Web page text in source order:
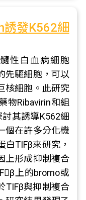
誘發K562細
性白血病細胞
先驅細胞，可以
核細胞。此研究
物Ribavirin和組
其誘導K562細
個在許多分化機
TIFβ來研究，
上形成抑制複合
上的bromo或
TIFβ與抑制複合